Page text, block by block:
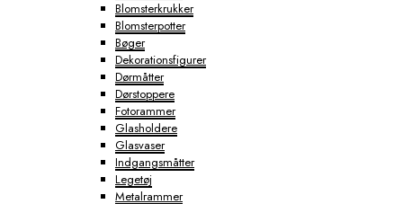
Blomsterkrukker
Blomsterpotter
Bøger
Dekorationsfigurer
Dørmåtter
Dørstoppere
Fotorammer
Glasholdere
Glasvaser
Indgangsmåtter
Legetøj
Metalrammer